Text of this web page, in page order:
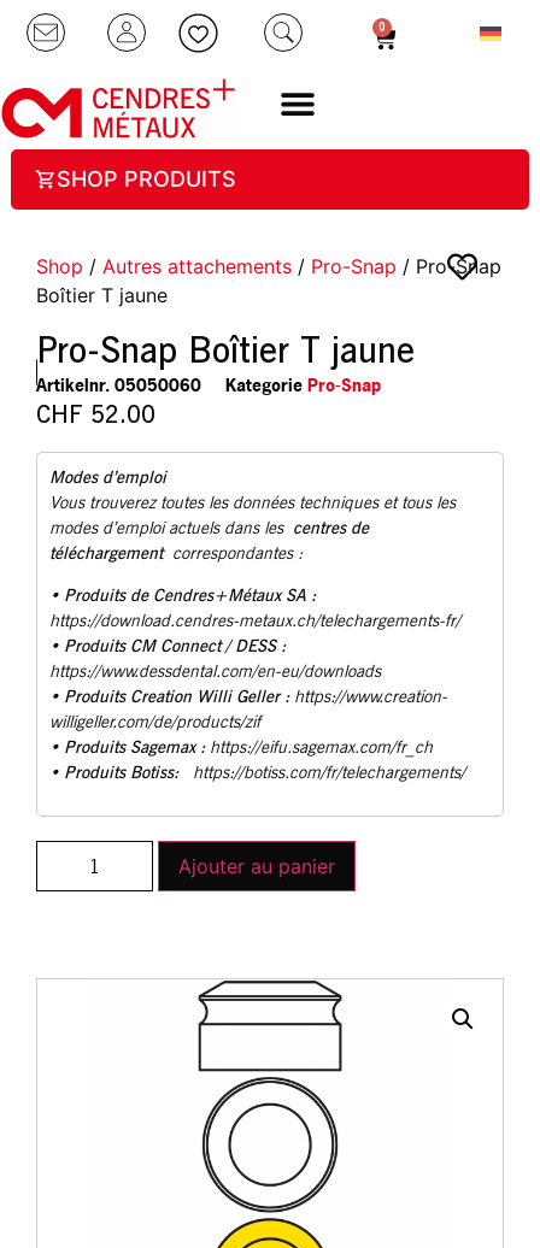
0
SHOP PRODUITS
Shop / Autres attachements / Pro-Snap / Pro-Snap
Boîtier T jaune
Pro-Snap Boîtier T jaune
Artikelnr. 05050060 Kategorie Pro-Snap
CHF 52.00
Modes d’emploi
Vous trouverez toutes les données techniques et tous les
modes d’emploi actuels dans les centres de
téléchargementcorrespondantes :
• Produits de Cendres+Métaux SA :
https://download.cendres-metaux.ch/telechargements-fr/
• Produits CM Connect / DESS :
https://www.dessdental.com/en-eu/downloads
• Produits Creation Willi Geller : https://www.creation-
willigeller.com/de/products/zif
• Produits Sagemax : https://eifu.sagemax.com/fr_ch
• Produits Botiss: https://botiss.com/fr/telechargements/
Ajouter au panier